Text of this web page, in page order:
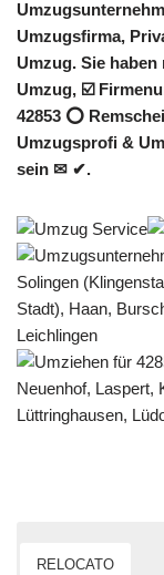
Umzugsfirma,
Umzug. Sie
Umzug, ☑️
42853 ⭕
Umzugsprofi &
sein ✉ ✔.
RELOCATO